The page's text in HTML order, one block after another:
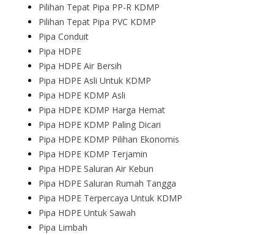
Pilihan Tepat Pipa PP-R KDMP
Pilihan Tepat Pipa PVC KDMP
Pipa Conduit
Pipa HDPE
Pipa HDPE Air Bersih
Pipa HDPE Asli Untuk KDMP
Pipa HDPE KDMP Asli
Pipa HDPE KDMP Harga Hemat
Pipa HDPE KDMP Paling Dicari
Pipa HDPE KDMP Pilihan Ekonomis
Pipa HDPE KDMP Terjamin
Pipa HDPE Saluran Air Kebun
Pipa HDPE Saluran Rumah Tangga
Pipa HDPE Terpercaya Untuk KDMP
Pipa HDPE Untuk Sawah
Pipa Limbah